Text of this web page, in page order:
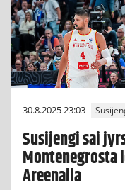
30.8.2025 23:03
Susijengi sai
Montenegrosta
Areenalla